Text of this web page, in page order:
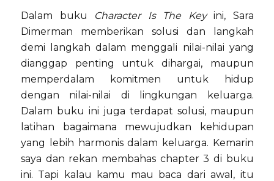
Dalam buku Character Is The Keyini, Sara
Dimerman memberikan solusi dan langkah
demi langkah dalam menggali nilai-nilai yang
dianggap penting untuk dihargai, maupun
memperdalam komitmen untuk hidup
dengan nilai-nilai di lingkungan keluarga.
Dalam buku ini juga terdapat solusi, maupun
latihan bagaimana mewujudkan kehidupan
yang lebih harmonis dalam keluarga. Kemarin
saya dan rekan membahas chapter 3 di buku
ini. Tapi kalau kamu mau baca dari awal, itu